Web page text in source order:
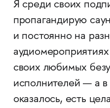
Я среди своих
пропагандирую
и постоянно на
своих любимых
исполнителей — а
оказалось, есть